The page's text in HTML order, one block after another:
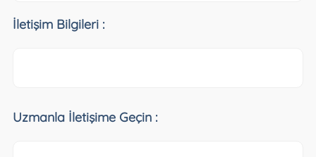
İletişim Bilgileri :
Uzmanla İletişime Geçin :